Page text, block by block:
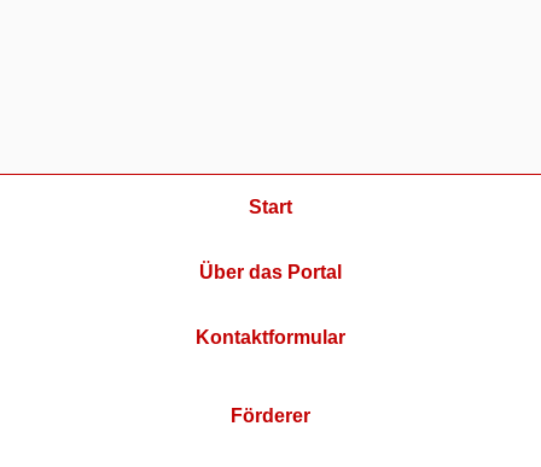
Start
Über das Portal
Kontaktformular
Förderer